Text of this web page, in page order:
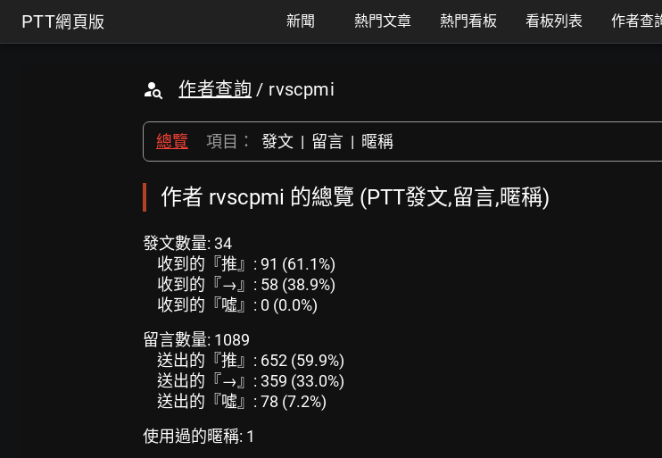
PTT網頁版 新聞 熱門文章 熱門看板 看板列表 作者查
作者查詢 / rvscpmi
總覽 項目： 發文 | 留言 | 暱稱
作者 rvscpmi 的總覽 (PTT發文,留言,暱稱)
發文數量: 34
收到的『推』: 91 (61.1%)
收到的『→』: 58 (38.9%)
收到的『噓』: 0 (0.0%)
留言數量: 1089
送出的『推』: 652 (59.9%)
送出的『→』: 359 (33.0%)
送出的『噓』: 78 (7.2%)
使用過的暱稱: 1